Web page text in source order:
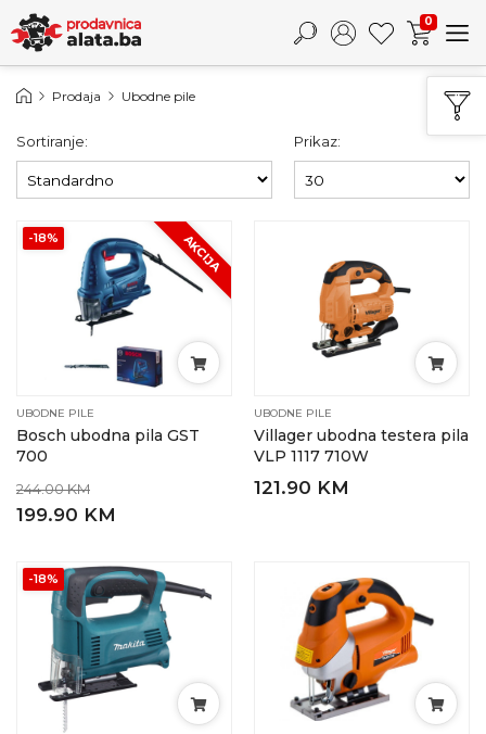
0
Prodaja Ubodne pile
Sortiranje: Prikaz:
-18% AKCIJA
UBODNE PILE
Bosch ubodna pila GST
700
244.00 KM
199.90 KM
UBODNE PILE
Villager ubodna testera pila
VLP 1117 710W
121.90 KM
-18%